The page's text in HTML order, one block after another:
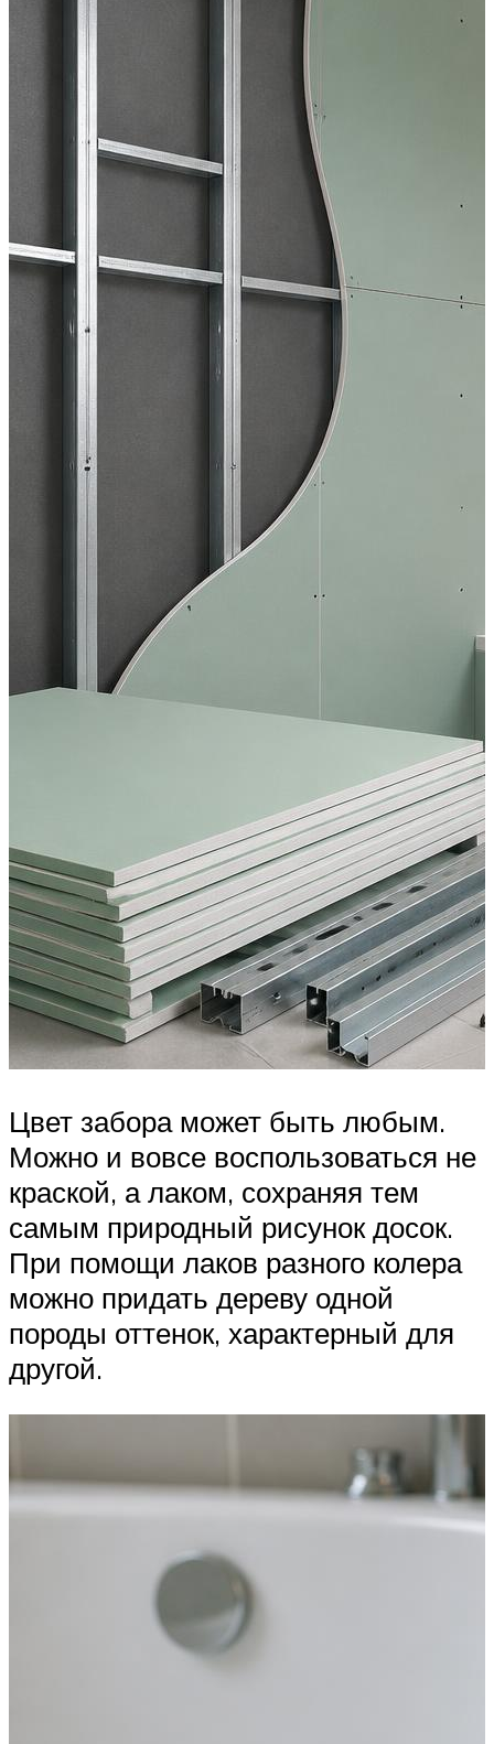
Цвет забора может быть любым.
Можно и вовсе воспользоваться не
краской, а лаком, сохраняя тем
самым природный рисунок досок.
При помощи лаков разного колера
можно придать дереву одной
породы оттенок, характерный для
другой.